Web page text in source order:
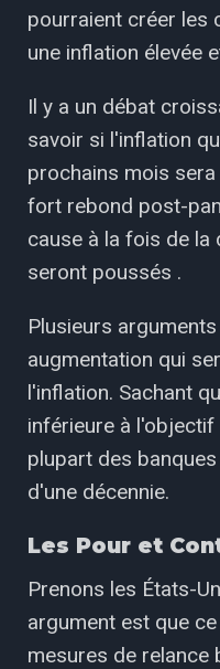
pourraient créer les
une inflation élevée
Il y a un débat
savoir si l'inflation
prochains mois
fort rebond post-
cause à la fois de la
seront poussés .
Plusieurs
augmentation qui
l'inflation. Sachant
inférieure à l'objectif
plupart des
d'une décennie.
Les Pour et
Prenons les États-
argument est que
mesures de relance